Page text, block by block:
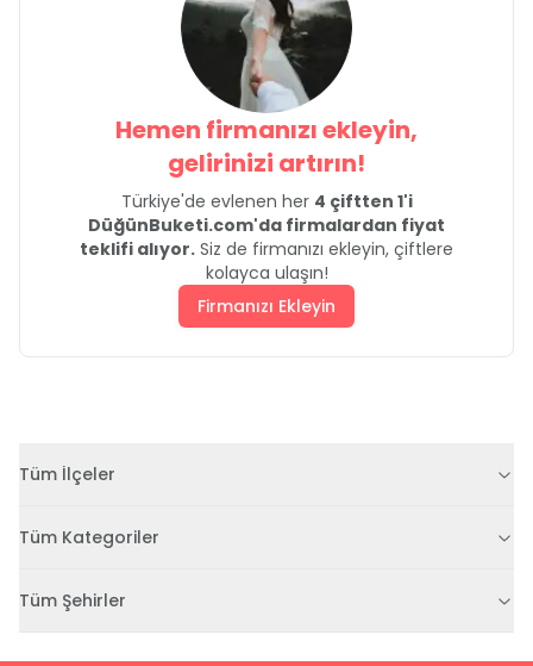
Hemen firmanızı ekleyin,
gelirinizi artırın!
Türkiye'de evlenen her 4 çiftten 1'i
DüğünBuketi.com'da firmalardan fiyat
teklifi alıyor. Siz de firmanızı ekleyin, çiftlere
kolayca ulaşın!
Firmanızı Ekleyin
Tüm İlçeler
Tüm Kategoriler
Tüm Şehirler